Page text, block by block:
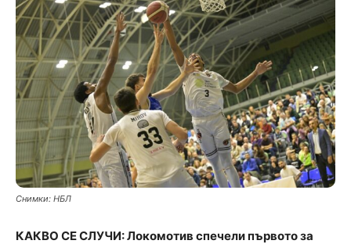
Снимки: НБЛ
КАКВО СЕ СЛУЧИ: Локомотив спечели първото за